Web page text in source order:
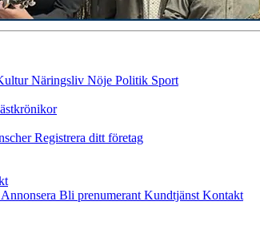
Näringsliv Nöje Politik Sport
Registrera ditt företag
Annonsera Bli prenumerant Kundtjänst Kontakt